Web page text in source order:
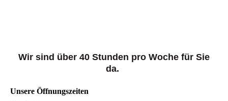
Wir sind über 40 Stunden pro Woche für Sie
da.
Unsere Öffnungszeiten